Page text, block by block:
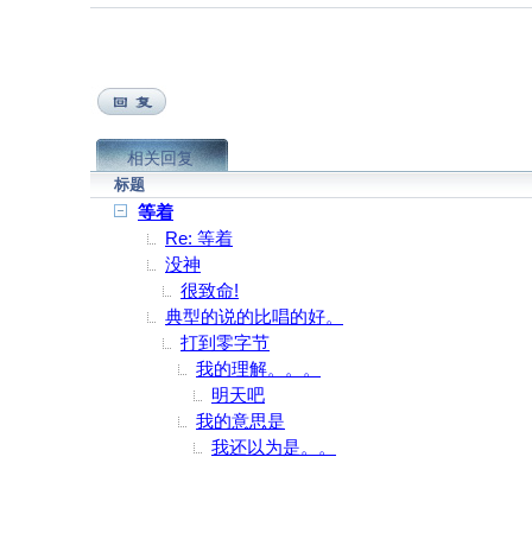
相关回复
标题
等着
Re: 等着
没神
很致命!
典型的说的比唱的好。
打到零字节
我的理解。。。
明天吧
我的意思是
我还以为是。。